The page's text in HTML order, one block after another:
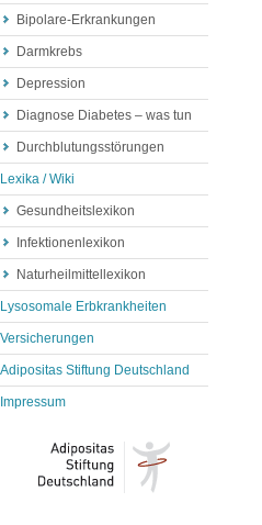
Bipolare-Erkrankungen
Darmkrebs
Depression
Diagnose Diabetes – was tun
Durchblutungsstörungen
Lexika / Wiki
Gesundheitslexikon
Infektionenlexikon
Naturheilmittellexikon
Lysosomale Erbkrankheiten
Versicherungen
Adipositas Stiftung Deutschland
Impressum